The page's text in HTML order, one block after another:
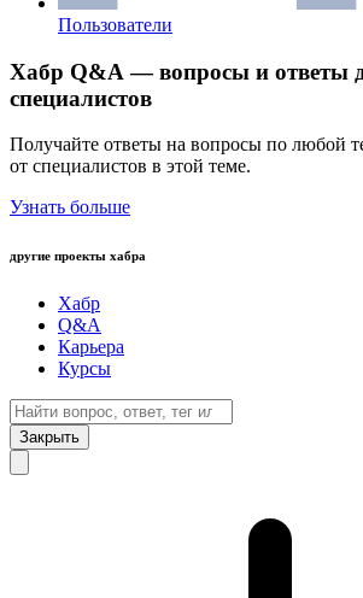
Пользователи
Хабр Q&A — вопросы и ответы
специалистов
Получайте ответы на вопросы по любой
от специалистов в этой теме.
Узнать больше
другие проекты хабра
Хабр
Q&A
Карьера
Курсы
Закрыть